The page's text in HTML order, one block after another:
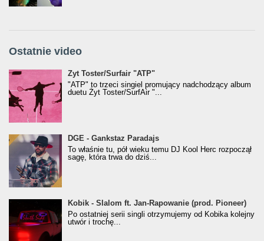
Ostatnie video
Żyt Toster/SurfAir - ATP VIDEO
Żyt Toster/Surfair "ATP"
"ATP" to trzeci singiel promujący nadchodzący album
duetu Żyt Toster/SurfAir "...
donGURALesko z nagrodą za
Klasyczny/Trueschoolowy Album Roku
(Popkillery 2023)
DGE - Gankstaz Paradajs
To właśnie tu, pół wieku temu DJ Kool Herc rozpoczął
sagę, która trwa do dziś...
Kobik - Slalom ft. Jan-Rapowanie (prod. Pioneer)
[Official Music Visualiser]
Kobik - Slalom ft. Jan-Rapowanie (prod. Pioneer)
Po ostatniej serii singli otrzymujemy od Kobika kolejny
utwór i trochę...